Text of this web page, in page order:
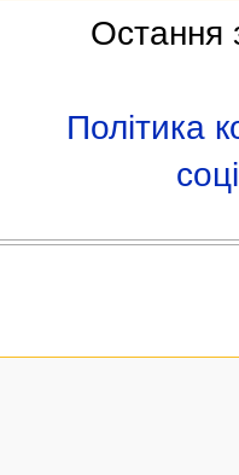
Остання
Політика